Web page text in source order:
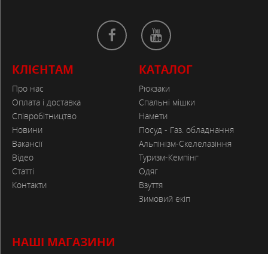
КЛІЄНТАМ
Про нас
Оплата і доставка
Співробітництво
Новини
Вакансії
Відео
Статті
Контакти
КАТАЛОГ
Рюкзаки
Спальні мішки
Намети
Посуд - Газ. обладнання
Альпінізм-Скелелазіння
Туризм-Кемпінг
Одяг
Взуття
Зимовий екіп
НАШІ МАГАЗИНИ